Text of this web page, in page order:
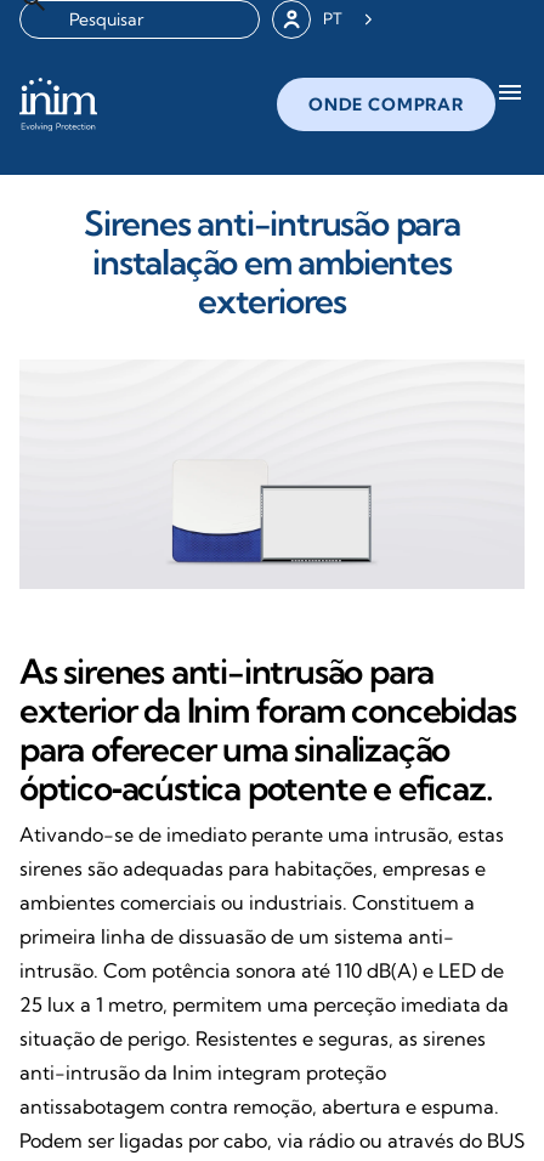
PT
ONDE COMPRAR menu
Sirenes anti-intrusão para
instalação em ambientes
exteriores
As sirenes anti-intrusão para
exterior da Inim foram concebidas
para oferecer uma sinalização
óptico‑acústica potente e eficaz.
Ativando-se de imediato perante uma intrusão, estas
sirenes são adequadas para habitações, empresas e
ambientes comerciais ou industriais. Constituem a
primeira linha de dissuasão de um sistema anti-
intrusão. Com potência sonora até 110 dB(A) e LED de
25 lux a 1 metro, permitem uma perceção imediata da
situação de perigo. Resistentes e seguras, as sirenes
anti-intrusão da Inim integram proteção
antissabotagem contra remoção, abertura e espuma.
Podem ser ligadas por cabo, via rádio ou através do BUS